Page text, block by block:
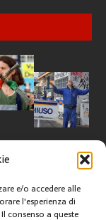
e/o accedere alle
l'esperienza di
consenso a queste